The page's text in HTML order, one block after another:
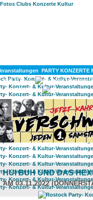
PARTY KONZERTE
KULTUR
DIVERSES
HUI BUH UND DAS
AM 03.11.2022